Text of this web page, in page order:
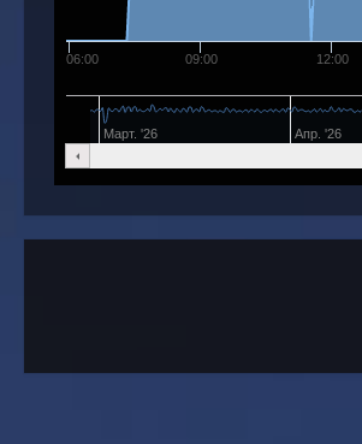
06:00 09:00 12:00
Март. '26 Апр. '26